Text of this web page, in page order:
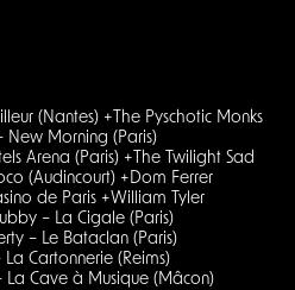
(Nantes) +The Pyschotic Monks
New Morning (Paris)
Arena (Paris) +The Twilight Sad
(Audincourt) +Dom Ferrer
de Paris +William Tyler
– La Cigale (Paris)
– Le Bataclan (Paris)
La Cartonnerie (Reims)
La Cave à Musique (Mâcon)